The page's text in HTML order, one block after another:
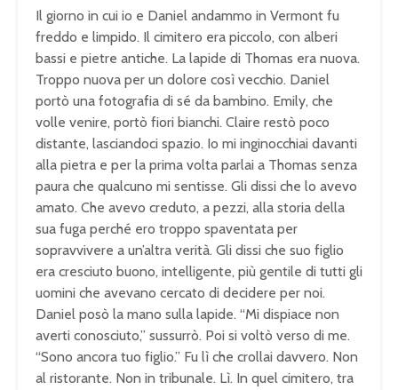
Il giorno in cui io e Daniel andammo in Vermont fu
freddo e limpido. Il cimitero era piccolo, con alberi
bassi e pietre antiche. La lapide di Thomas era nuova.
Troppo nuova per un dolore così vecchio. Daniel
portò una fotografia di sé da bambino. Emily, che
volle venire, portò fiori bianchi. Claire restò poco
distante, lasciandoci spazio. Io mi inginocchiai davanti
alla pietra e per la prima volta parlai a Thomas senza
paura che qualcuno mi sentisse. Gli dissi che lo avevo
amato. Che avevo creduto, a pezzi, alla storia della
sua fuga perché ero troppo spaventata per
sopravvivere a un’altra verità. Gli dissi che suo figlio
era cresciuto buono, intelligente, più gentile di tutti gli
uomini che avevano cercato di decidere per noi.
Daniel posò la mano sulla lapide. “Mi dispiace non
averti conosciuto,” sussurrò. Poi si voltò verso di me.
“Sono ancora tuo figlio.” Fu lì che crollai davvero. Non
al ristorante. Non in tribunale. Lì. In quel cimitero, tra